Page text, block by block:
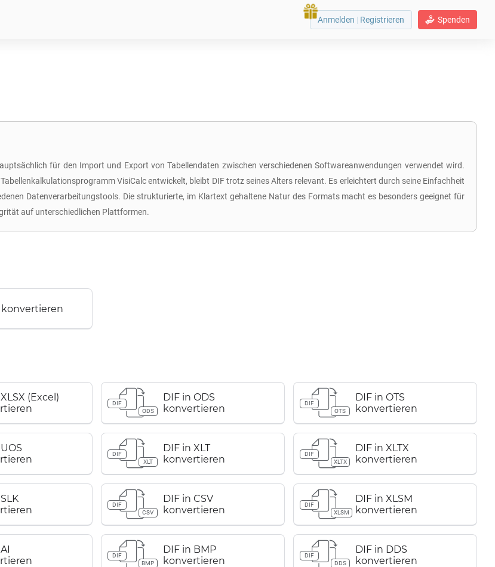
Spenden
Anmelden | Registrieren
für den Import und Export von Tabellendaten zwischen verschiedenen Softwareanwendungen verwendet wird.
VisiCalc entwickelt, bleibt DIF trotz seines Alters relevant. Es erleichtert durch seine Einfachheit
Datenverarbeitungstools. Die strukturierte, im Klartext gehaltene Natur des Formats macht es besonders geeignet für
auf unterschiedlichen Plattformen.
konvertieren
(Excel)
DIF
ODS
DIF in ODS
konvertieren
DIF
OTS
DIF in OTS
konvertieren
DIF
XLT
DIF in XLT
konvertieren
DIF
XLTX
DIF in XLTX
konvertieren
DIF
CSV
DIF in CSV
konvertieren
DIF
XLSM
DIF in XLSM
konvertieren
DIF
BMP
DIF in BMP
konvertieren
DIF
DDS
DIF in DDS
konvertieren